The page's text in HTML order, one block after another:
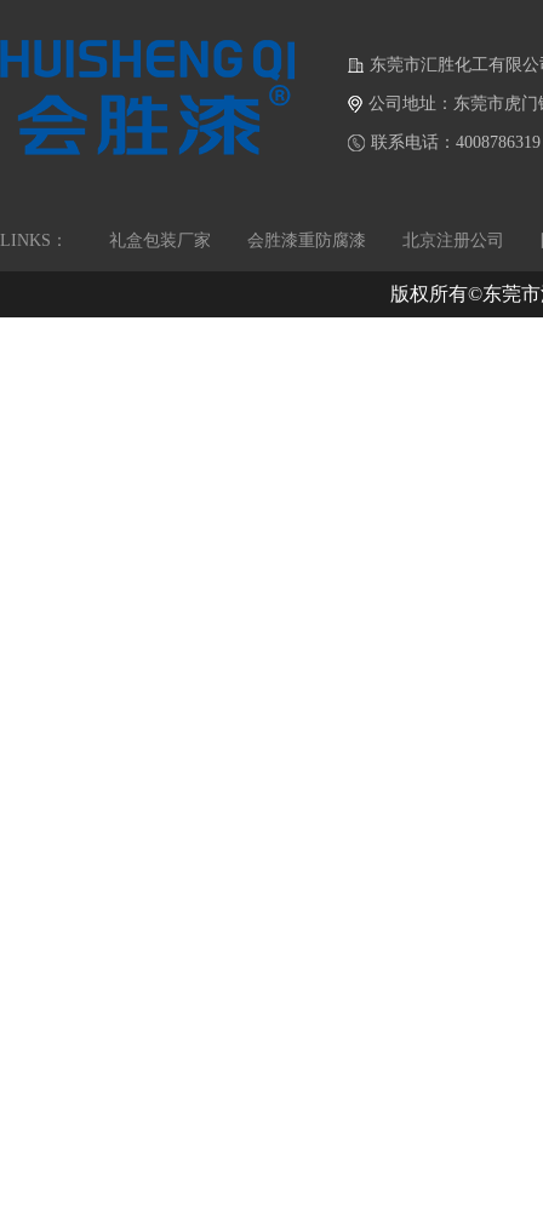
东莞市汇胜化工有限公
公司地址：东莞市虎
联系电话：4008786319
LINKS： 礼盒包装厂家 会胜漆重防腐漆 北京注册公司
版权所有©东莞